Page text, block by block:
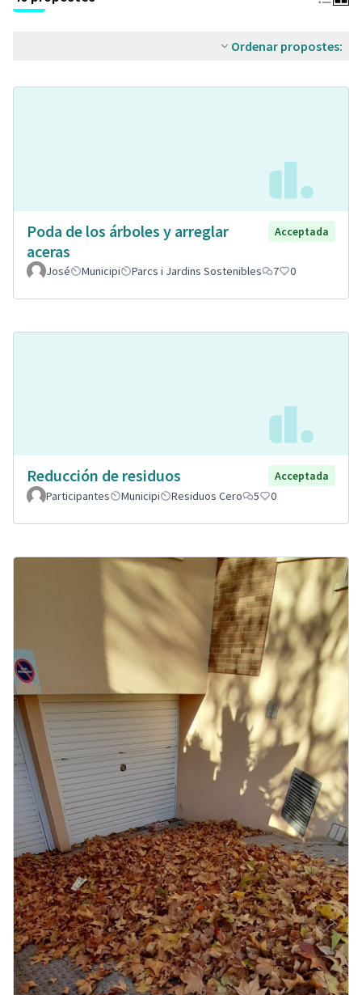
Ordenar propostes:
Poda de los árboles y arreglar
aceras
Acceptada
José Municipi Parcs i Jardins Sostenibles 7 0
Reducción de residuos
Acceptada
Participantes
Municipi Residuos Cero 5 0